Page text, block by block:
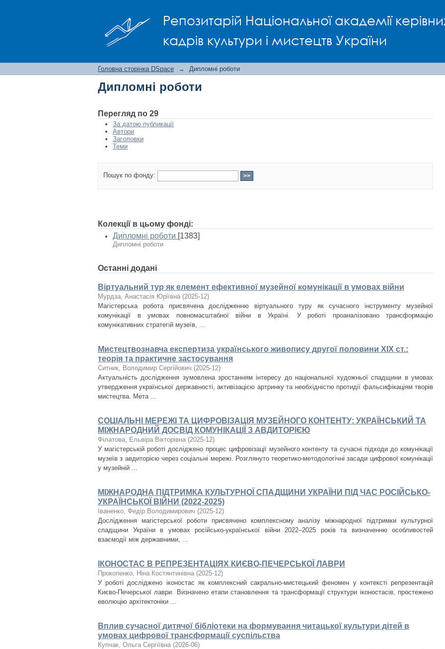
Репозитарій Національної академії
кадрів культури і мистецтв України
Головна сторінка DSpace → Дипломні роботи
Дипломні роботи
Перегляд по 29
За датою публикації
Автори
Заголовки
Теми
Пошук по фонду:
Колекції в цьому фонді:
Дипломні роботи [1383]
Дипломні роботи
Останні додані
Віртуальний тур як елемент ефективної музейної комунікації в умовах війни
Мурдза, Анастасія Юріївна (2025-12)
Магістерська робота присвячена дослідженню віртуального туру як сучасного інструменту музейної
комунікації в умовах повномасштабної війни в Україні. У роботі проаналізовано трансформацію
комунікативних стратегій музеїв, ...
Мистецтвознавча експертиза українського живопису другої половини ХІХ ст.:
теорія та практичне застосування
Ситник, Володимир Сергійович (2025-12)
Актуальність дослідження зумовлена зростанням інтересу до національної художньої спадщини в умовах
утвердження української державності, активізацією артринку та необхідністю протидії фальсифікаціям творів
мистецтва. Мета ...
СОЦІАЛЬНІ МЕРЕЖІ ТА ЦИФРОВІЗАЦІЯ МУЗЕЙНОГО КОНТЕНТУ: УКРАЇНСЬКИЙ ТА
МІЖНАРОДНИЙ ДОСВІД КОМУНІКАЦІЇ З АВДИТОРІЄЮ
Філатова, Ельвіра Вікторівна (2025-12)
У магістерській роботі досліджено процес цифровізації музейного контенту та сучасні підходи до комунікації
музеїв з авдиторією через соціальні мережі. Розглянуто теоретико-методологічні засади цифрової комунікації
у музейній ...
МІЖНАРОДНА ПІДТРИМКА КУЛЬТУРНОЇ СПАДЩИНИ УКРАЇНИ ПІД ЧАС РОСІЙСЬКО-
УКРАЇНСЬКОЇ ВІЙНИ (2022-2025)
Іваненко, Федір Володимирович (2025-12)
Дослідження магістерської роботи присвячено комплексному аналізу міжнародної підтримки культурної
спадщини України в умовах російсько-української війни 2022–2025 років та визначенню особливостей
взаємодії між державними, ...
ІКОНОСТАС В РЕПРЕЗЕНТАЦІЯХ КИЄВО-ПЕЧЕРСЬКОЇ ЛАВРИ
Прокопенко, Ніна Костянтинівна (2025-12)
У роботі досліджено іконостас як комплексний сакрально-мистецький феномен у контексті репрезентацій
Києво-Печерської лаври. Визначено етапи становлення та трансформації структури іконостасів, простежено
еволюцію архітектоніки ...
Вплив сучасної дитячої бібліотеки на формування читацької культури дітей в
умовах цифрової трансформації суспільства
Купчак, Ольга Сергіївна (2026-06)